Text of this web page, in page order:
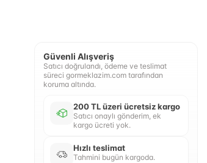
Güvenli Alışveriş
Satıcı doğrulandı, ödeme ve teslimat
süreci gormeklazim.com tarafından
koruma altında.
200 TL üzeri ücretsiz kargo
Satıcı onaylı gönderim, ek
kargo ücreti yok.
Hızlı teslimat
Tahmini bugün kargoda.